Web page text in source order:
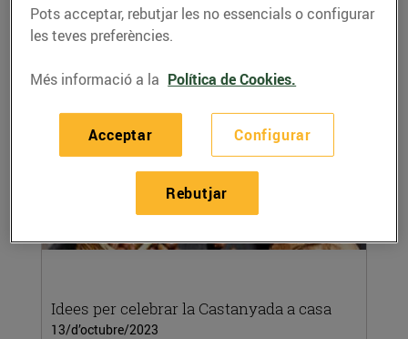
Arreu d'Europa, hi ha plats i receptes típiques
d'aquestes dates. En general, es tracta d'una...
Idees per celebrar la Castanyada a casa
13/d’octubre/2023
Pots acceptar, rebutjar les no essencials o configurar
les teves preferències.
Més informació a la Política de Cookies.
Configurar
Rebutjar
Acceptar